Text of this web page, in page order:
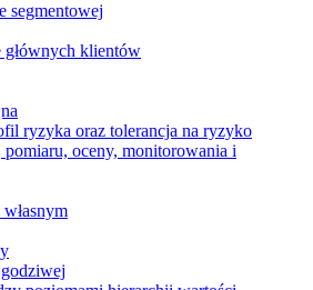
segmentowej
głównych klientów
ryzyka oraz tolerancja na ryzyko
oceny, monitorowania i